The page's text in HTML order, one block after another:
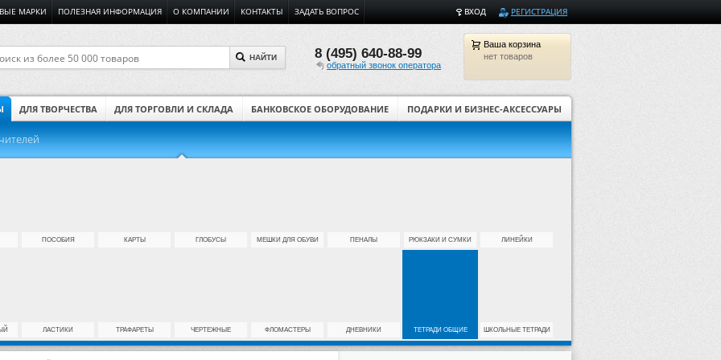
ВХОД РЕГИСТРАЦИЯ
МАРКИ ПОЛЕЗНАЯ ИНФОРМАЦИЯ О КОМПАНИИ КОНТАКТЫ ЗАДАТЬ ВОПРОС
Ваша корзина
нет товаров
8 (495) 640-88-99
обратный звонок оператора
НАЙТИ
ДЛЯ ТВОРЧЕСТВА ДЛЯ ТОРГОВЛИ И СКЛАДА БАНКОВСКОЕ ОБОРУДОВАНИЕ ПОДАРКИ И БИЗНЕС-АКСЕССУАРЫ
ПОСОБИЯ КАРТЫ ГЛОБУСЫ МЕШКИ ДЛЯ ОБУВИ ПЕНАЛЫ РЮКЗАКИ И СУМКИ ЛИНЕЙКИ
ЛАСТИКИ ТРАФАРЕТЫ ЧЕРТЕЖНЫЕ ФЛОМАСТЕРЫ ДНЕВНИКИ ТЕТРАДИ ОБЩИЕ ШКОЛЬНЫЕ ТЕТРАДИ